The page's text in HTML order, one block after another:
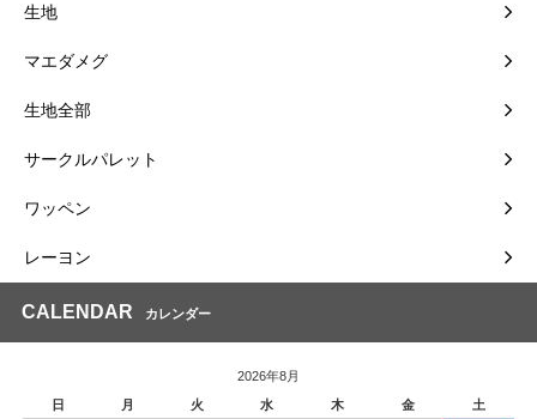
生地
マエダメグ
生地全部
サークルパレット
ワッペン
レーヨン
CALENDAR カレンダー
2026年8月
日
月 火 水 木 金 土